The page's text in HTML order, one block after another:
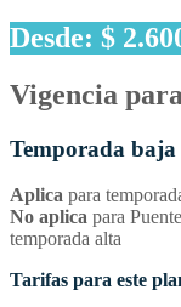
Desde: $
Vigencia
Temporada baja
Aplica para
No aplica para
temporada alta
Tarifas para este